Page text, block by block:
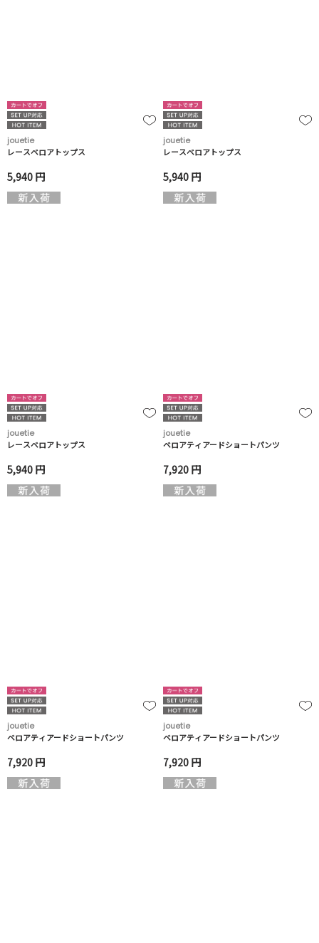
jouetie
レースベロアトップス
5,940 円
jouetie
レースベロアトップス
5,940 円
jouetie
レースベロアトップス
5,940 円
jouetie
ベロアティアードショートパンツ
7,920 円
jouetie
ベロアティアードショートパンツ
7,920 円
jouetie
ベロアティアードショートパンツ
7,920 円